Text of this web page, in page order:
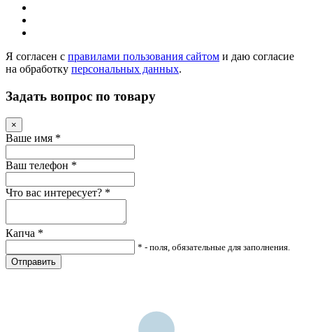
Я согласен с правилами пользования сайтом и даю согласие
на обработку персональных данных.
Задать вопрос по товару
×
Ваше имя *
Ваш телефон *
Что вас интересует? *
Капча *
* - поля, обязательные для заполнения.
Отправить